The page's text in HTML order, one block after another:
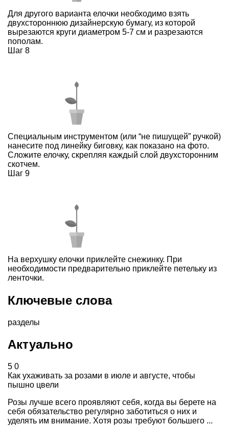
Для другого варианта елочки необходимо взять
двухстороннюю дизайнерскую бумагу, из которой
вырезаются круги диаметром 5-7 см и разрезаются
пополам.
Шаг 8
Специальным инструментом (или “не пишущей” ручкой)
нанесите под линейку биговку, как показано на фото.
Сложите елочку, скрепляя каждый слой двухсторонним
скотчем.
Шаг 9
На верхушку елочки приклейте снежинку. При
необходимости предварительно приклейте петельку из
ленточки.
Ключевые слова
разделы
Актуально
5 0
Как ухаживать за розами в июле и августе, чтобы
пышно цвели
Розы лучше всего проявляют себя, когда вы берете на
себя обязательство регулярно заботиться о них и
уделять им внимание. Хотя розы требуют большего ...